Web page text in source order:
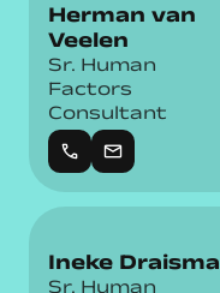
Herman van
Veelen
Sr. Human
Factors
Consultant
call mail
Ineke Draisma
Sr. Human